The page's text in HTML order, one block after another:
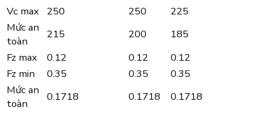
Vc max
250 250
225
Mức an
toàn
215 200
185
Fz max
0.12 0.12
0.12
Fz min
0.35 0.35
0.35
Mức an
toàn
0.1718 0.1718 0.1718